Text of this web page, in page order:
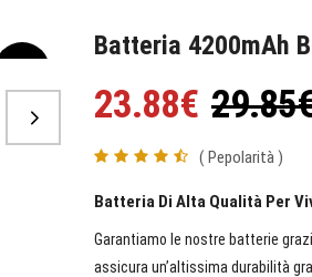
Batteria 4200mAh
23.88€
( Pepolarità )
Batteria Di Alta Qualità Per
Garantiamo le nostre batterie
assicura un’altissima durabilità